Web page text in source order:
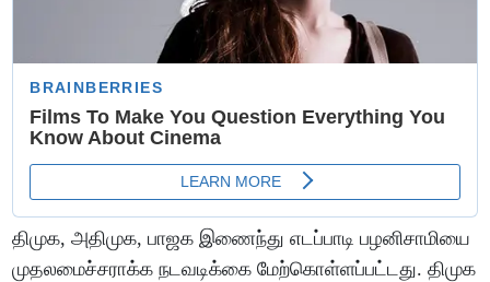
திமுக, அதிமுக, பாஜக இணைந்து எடப்பாடி பழனிசாமியை
முதலமைச்சராக்க நடவடிக்கை மேற்கொள்ளப்பட்டது. திமுக